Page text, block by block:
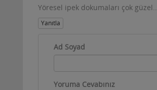
Yöresel ipek dokumaları çok güzel..
Yanıtla
Ad Soyad
Yoruma Cevabınız